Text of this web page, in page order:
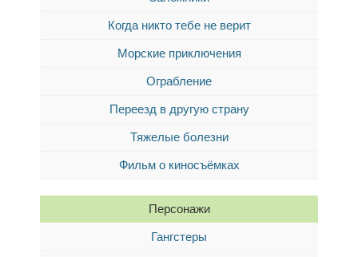
Когда никто тебе не верит
Морские приключения
Ограбление
Переезд в другую страну
Тяжелые болезни
Фильм о киносъёмках
Персонажи
Гангстеры